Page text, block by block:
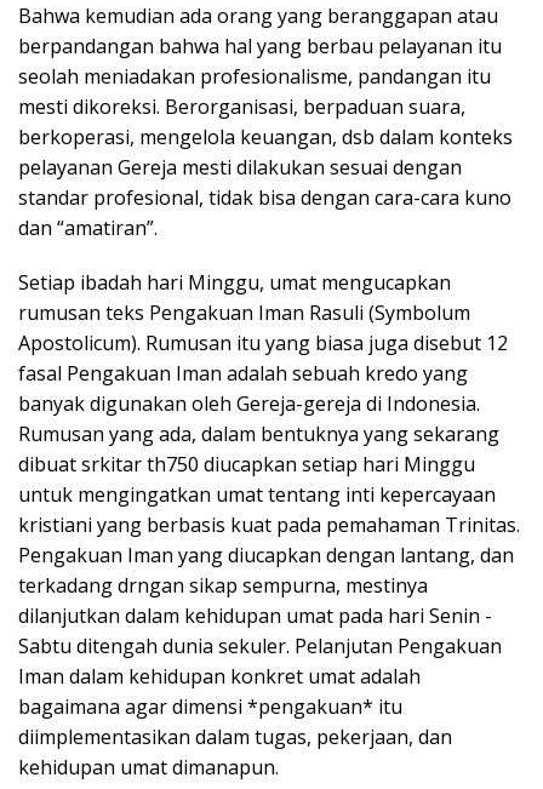
Bahwa kemudian ada orang yang beranggapan atau
berpandangan bahwa hal yang berbau pelayanan itu
seolah meniadakan profesionalisme, pandangan itu
mesti dikoreksi. Berorganisasi, berpaduan suara,
berkoperasi, mengelola keuangan, dsb dalam konteks
pelayanan Gereja mesti dilakukan sesuai dengan
standar profesional, tidak bisa dengan cara-cara kuno
dan “amatiran”.
Setiap ibadah hari Minggu, umat mengucapkan
rumusan teks Pengakuan Iman Rasuli (Symbolum
Apostolicum). Rumusan itu yang biasa juga disebut 12
fasal Pengakuan Iman adalah sebuah kredo yang
banyak digunakan oleh Gereja-gereja di Indonesia.
Rumusan yang ada, dalam bentuknya yang sekarang
dibuat srkitar th750 diucapkan setiap hari Minggu
untuk mengingatkan umat tentang inti kepercayaan
kristiani yang berbasis kuat pada pemahaman Trinitas.
Pengakuan Iman yang diucapkan dengan lantang, dan
terkadang drngan sikap sempurna, mestinya
dilanjutkan dalam kehidupan umat pada hari Senin -
Sabtu ditengah dunia sekuler. Pelanjutan Pengakuan
Iman dalam kehidupan konkret umat adalah
bagaimana agar dimensi *pengakuan* itu
diimplementasikan dalam tugas, pekerjaan, dan
kehidupan umat dimanapun.